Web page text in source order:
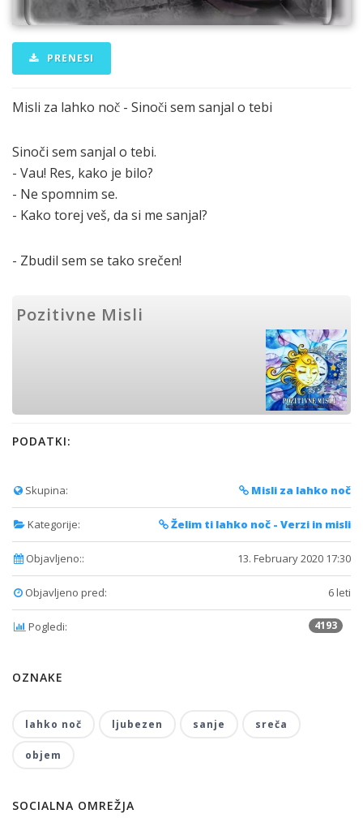
PRENESI
Misli za lahko noč - Sinoči sem sanjal o tebi
Sinoči sem sanjal o tebi.
- Vau! Res, kako je bilo?
- Ne spomnim se.
- Kako torej veš, da si me sanjal?
- Zbudil sem se tako srečen!
Pozitivne Misli
PODATKI:
Skupina: Misli za lahko noč
Kategorije: Želim ti lahko noč - Verzi in misli
Objavljeno:: 13. February 2020 17:30
Objavljeno pred: 6 leti
Pogledi: 4193
OZNAKE
lahko noč ljubezen sanje sreča
objem
SOCIALNA OMREŽJA